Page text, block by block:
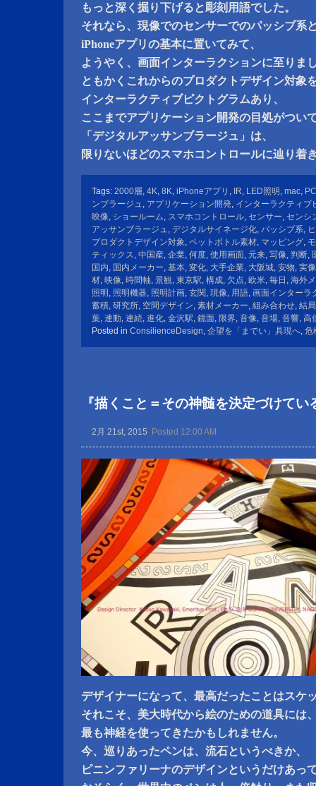
もっと深く掘り下げると彫刻用語でした。
それなら、現像でのセンサーでのパッシブ系
iPhoneアプリの基本に置いてみて、
ようやく、画面インターラクションに至りま
ともかくこれからのプロダクトデザイン対象
インターラクティブピクトグラムあり、
ここまでアプリケーション開発の目処がつい
「デジタルアッサンブラージュ」は、
限りないほどのスマホコントロールに辿り着
Tags: 2000層, 4K, 8K, iPhoneアプリ , IR, LED照明 , mac,
ンブラージュ, アプリケーション開発, インターラクティブ
映像, ショールーム, スマホコントロール, センサー, センシ
アッサンブラージュ, デジタルサイネージ化, パッシブ系,
プロダクトデザイン対象, ペットボトル素材, マッピング,
ティックス, 中国産, 企業, 何度, 使用画面, 元来, 写像, 判断,
国内, 国内メーカー, 基本, 変化, 大手企業, 大阪城, 安物, 実
材, 映像, 時間軸, 景観, 東京駅, 構成, 欠点, 欧米, 毎日 , 海外
照明 , 照明機器, 照明計画, 玄関, 現像, 用語, 画面インターラ
蓄積, 研究所, 空間デザイン, 素材メーカー, 組み合わせ, 結局
葉, 連動, 連続, 進化, 金沢駅, 鏡面, 限界, 音像, 音場, 音響, 高
Posted in ConsilienceDesign, 企望を「までい」具現へ, 危
『描くこと＝その神髄を決定づけてい
2月 21st, 2015 Posted 12:00 AM
デザイナーになって、最高だったことはスケ
それこそ、美大時代から絵のための道具には
最も神経を使ってきたかもしれません。
今、巡りあったペンは、流石というべきか、
ピニンファリーナのデザインというだけあっ